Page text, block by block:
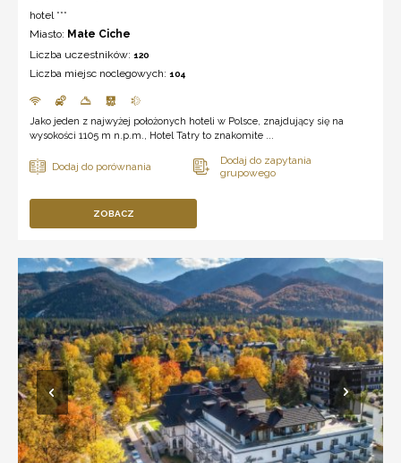
hotel ***
Miasto: Małe Ciche
Liczba uczestników: 120
Liczba miejsc noclegowych: 104
Jako jeden z najwyżej położonych hoteli w Polsce, znajdujący się na
wysokości 1105 m n.p.m., Hotel Tatry to znakomite ...
ZOBACZ